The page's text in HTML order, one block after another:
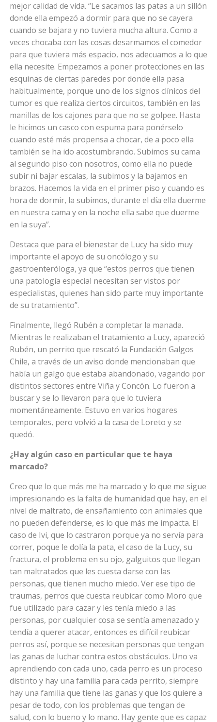
mejor calidad de vida. “Le sacamos las patas a un sillón
donde ella empezó a dormir para que no se cayera
cuando se bajara y no tuviera mucha altura. Como a
veces chocaba con las cosas desarmamos el comedor
para que tuviera más espacio, nos adecuamos a lo que
ella necesite. Empezamos a poner protecciones en las
esquinas de ciertas paredes por donde ella pasa
habitualmente, porque uno de los signos clínicos del
tumor es que realiza ciertos circuitos, también en las
manillas de los cajones para que no se golpee. Hasta
le hicimos un casco con espuma para ponérselo
cuando esté más propensa a chocar, de a poco ella
también se ha ido acostumbrando. Subimos su cama
al segundo piso con nosotros, como ella no puede
subir ni bajar escalas, la subimos y la bajamos en
brazos. Hacemos la vida en el primer piso y cuando es
hora de dormir, la subimos, durante el día ella duerme
en nuestra cama y en la noche ella sabe que duerme
en la suya”.
Destaca que para el bienestar de Lucy ha sido muy
importante el apoyo de su oncólogo y su
gastroenteróloga, ya que “estos perros que tienen
una patología especial necesitan ser vistos por
especialistas, quienes han sido parte muy importante
de su tratamiento”.
Finalmente, llegó Rubén a completar la manada.
Mientras le realizaban el tratamiento a Lucy, apareció
Rubén, un perrito que rescató la Fundación Galgos
Chile, a través de un aviso donde mencionaban que
había un galgo que estaba abandonado, vagando por
distintos sectores entre Viña y Concón. Lo fueron a
buscar y se lo llevaron para que lo tuviera
momentáneamente. Estuvo en varios hogares
temporales, pero volvió a la casa de Loreto y se
quedó.
¿Hay algún caso en particular que te haya
marcado?
Creo que lo que más me ha marcado y lo que me sigue
impresionando es la falta de humanidad que hay, en el
nivel de maltrato, de ensañamiento con animales que
no pueden defenderse, es lo que más me impacta. El
caso de Ivi, que lo castraron porque ya no servía para
correr, poque le dolía la pata, el caso de la Lucy, su
fractura, el problema en su ojo, galguitos que llegan
tan maltratados que les cuesta darse con las
personas, que tienen mucho miedo. Ver ese tipo de
traumas, perros que cuesta reubicar como Moro que
fue utilizado para cazar y les tenía miedo a las
personas, por cualquier cosa se sentía amenazado y
tendía a querer atacar, entonces es difícil reubicar
perros así, porque se necesitan personas que tengan
las ganas de luchar contra estos obstáculos. Uno va
aprendiendo con cada uno, cada perro es un proceso
distinto y hay una familia para cada perrito, siempre
hay una familia que tiene las ganas y que los quiere a
pesar de todo, con los problemas que tengan de
salud, con lo bueno y lo mano. Hay gente que es capaz